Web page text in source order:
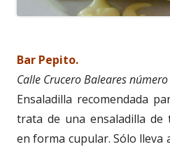
Bar Pepito.
Calle Crucero Baleares
Ensaladilla recomendada
trata de una ensaladilla de
en forma cupular. Sólo lleva